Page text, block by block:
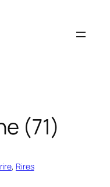
(71)
, Rires